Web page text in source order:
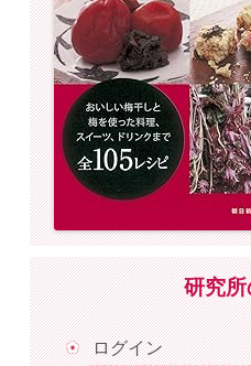
研究
ログイン